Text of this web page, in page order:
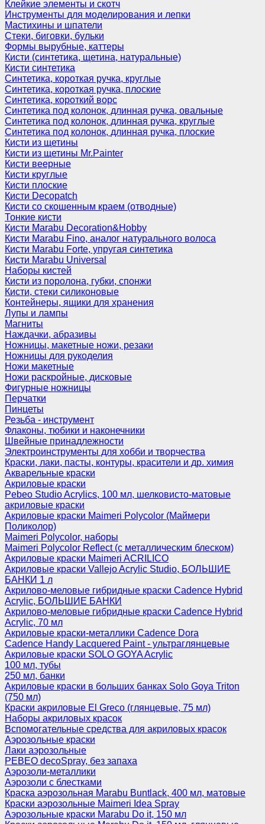
Клейкие элементы и скотч
Инструменты для моделирования и лепки
Мастихины и шпатели
Стеки, биговки, бульки
Формы вырубные, каттеры
Кисти (синтетика, щетина, натуральные)
Кисти синтетика
Синтетика, короткая ручка, круглые
Синтетика, короткая ручка, плоские
Синтетика, короткий ворс
Синтетика под колонок, длинная ручка, овальные
Синтетика под колонок, длинная ручка, круглые
Синтетика под колонок, длинная ручка, плоские
Кисти из щетины
Кисти из щетины Mr.Painter
Кисти веерные
Кисти круглые
Кисти плоские
Кисти Decopatch
Кисти со скошенным краем (отводные)
Тонкие кисти
Кисти Marabu Decoration&Hobby
Кисти Marabu Fino, аналог натурального волоса
Кисти Marabu Forte, упругая синтетика
Кисти Marabu Universal
Наборы кистей
Кисти из поролона, губки, спонжи
Кисти, стеки силиконовые
Контейнеры, ящики для хранения
Лупы и лампы
Магниты
Наждачки, абразивы
Ножницы, макетные ножи, резаки
Ножницы для рукоделия
Ножи макетные
Ножи раскройные, дисковые
Фигурные ножницы
Перчатки
Пинцеты
Резьба - инструмент
Флаконы, тюбики и наконечники
Швейные принадлежности
Электроинструменты для хобби и творчества
Краски, лаки, пасты, контуры, красители и др. химия
Акварельные краски
Акриловые краски
Pebeo Studio Acrylics, 100 мл, шелковисто-матовые
акриловые краски
Акриловые краски Maimeri Polycolor (Маймери
Поликолор)
Maimeri Polycolor, наборы
Maimeri Polycolor Reflect (с металлическим блеском)
Акриловые краски Maimeri ACRILICO
Акриловые краски Vallejo Acrylic Studio, БОЛЬШИЕ
БАНКИ 1 л
Акрилово-меловые гибридные краски Cadence Hybrid
Acrylic, БОЛЬШИЕ БАНКИ
Акрилово-меловые гибридные краски Cadence Hybrid
Acrylic, 70 мл
Акриловые краски-металлики Cadence Dora
Cadence Handy Lacquered Paint - ультраглянцевые
Акриловые краски SOLO GOYA Acrylic
100 мл, тубы
250 мл, банки
Акриловые краски в больших банках Solo Goya Triton
(750 мл)
Краски акриловые El Greco (глянцевые, 75 мл)
Наборы акриловых красок
Вспомогательные средства для акриловых красок
Аэрозольные краски
Лаки аэрозольные
PEBEO decoSpray, без запаха
Аэрозоли-металлики
Аэрозоли с блестками
Краска аэрозольная Marabu Buntlack, 400 мл, матовые
Краски аэрозольные Maimeri Idea Spray
Аэрозольные краски Marabu Do it, 150 мл